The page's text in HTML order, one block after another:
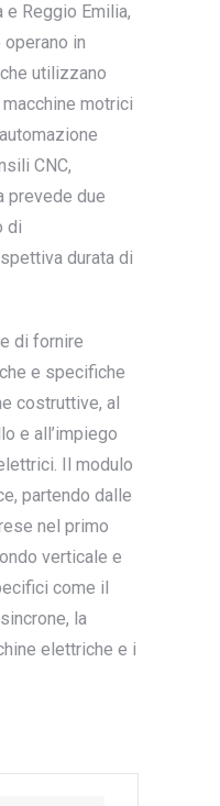
e Reggio Emilia,
in
utilizzano
motrici
CNC,
prevede due
di
durata di
di fornire
e specifiche
costruttive, al
e all’impiego
Il modulo
partendo dalle
nel primo
verticale e
come il
la
elettriche e i